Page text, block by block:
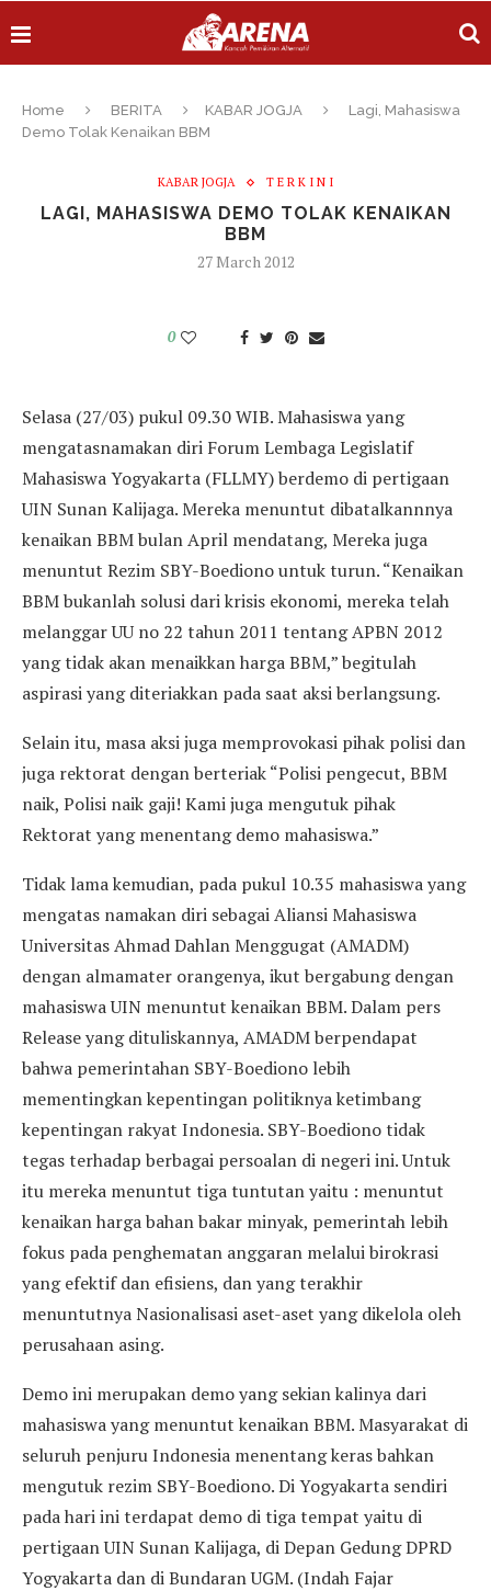
Home BERITA KABAR JOGJA
Lagi, Mahasiswa
Demo Tolak Kenaikan BBM
KABAR JOGJA T E R K I N I
LAGI, MAHASISWA DEMO TOLAK KENAIKAN
BBM
27 March 2012
0
Selasa (27/03) pukul 09.30 WIB. Mahasiswa yang
mengatasnamakan diri Forum Lembaga Legislatif
Mahasiswa Yogyakarta (FLLMY) berdemo di pertigaan
UIN Sunan Kalijaga. Mereka menuntut dibatalkannnya
kenaikan BBM bulan April mendatang, Mereka juga
menuntut Rezim SBY-Boediono untuk turun. “Kenaikan
BBM bukanlah solusi dari krisis ekonomi, mereka telah
melanggar UU no 22 tahun 2011 tentang APBN 2012
yang tidak akan menaikkan harga BBM,” begitulah
aspirasi yang diteriakkan pada saat aksi berlangsung.
Selain itu, masa aksi juga memprovokasi pihak polisi dan
juga rektorat dengan berteriak “Polisi pengecut, BBM
naik, Polisi naik gaji! Kami juga mengutuk pihak
Rektorat yang menentang demo mahasiswa.”
Tidak lama kemudian, pada pukul 10.35 mahasiswa yang
mengatas namakan diri sebagai Aliansi Mahasiswa
Universitas Ahmad Dahlan Menggugat (AMADM)
dengan almamater orangenya, ikut bergabung dengan
mahasiswa UIN menuntut kenaikan BBM. Dalam pers
Release yang dituliskannya, AMADM berpendapat
bahwa pemerintahan SBY-Boediono lebih
mementingkan kepentingan politiknya ketimbang
kepentingan rakyat Indonesia. SBY-Boediono tidak
tegas terhadap berbagai persoalan di negeri ini. Untuk
itu mereka menuntut tiga tuntutan yaitu : menuntut
kenaikan harga bahan bakar minyak, pemerintah lebih
fokus pada penghematan anggaran melalui birokrasi
yang efektif dan efisiens, dan yang terakhir
menuntutnya Nasionalisasi aset-aset yang dikelola oleh
perusahaan asing.
Demo ini merupakan demo yang sekian kalinya dari
mahasiswa yang menuntut kenaikan BBM. Masyarakat di
seluruh penjuru Indonesia menentang keras bahkan
mengutuk rezim SBY-Boediono. Di Yogyakarta sendiri
pada hari ini terdapat demo di tiga tempat yaitu di
pertigaan UIN Sunan Kalijaga, di Depan Gedung DPRD
Yogyakarta dan di Bundaran UGM. (Indah Fajar